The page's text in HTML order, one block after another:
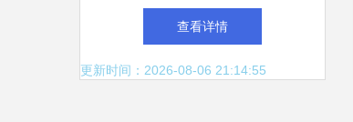
到上线
查看详情
更新时间：2026-08-06 21:14:55